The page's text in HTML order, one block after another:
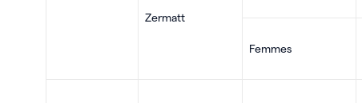
Zermatt
Femmes